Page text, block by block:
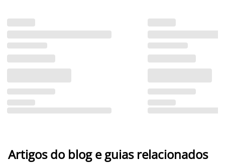
Artigos do blog e guias relacionados